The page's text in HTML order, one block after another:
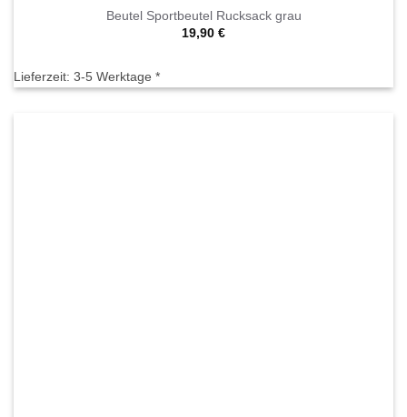
Beutel Sportbeutel Rucksack grau
19,90 €
Lieferzeit: 3-5 Werktage *